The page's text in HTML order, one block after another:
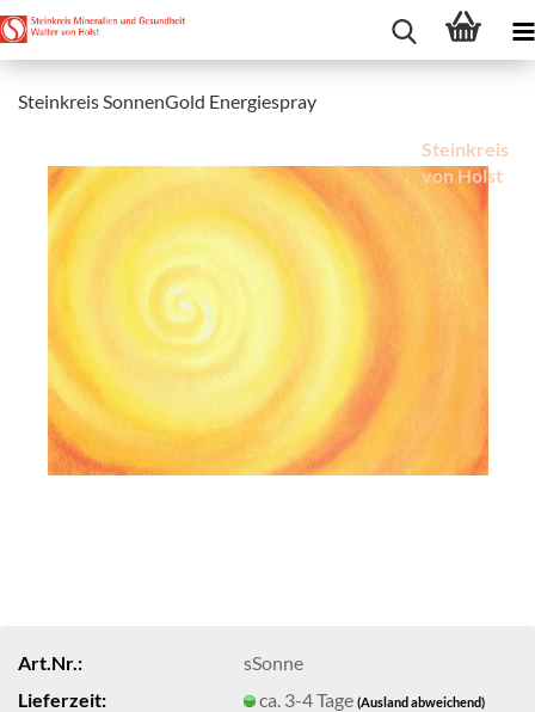
Steinkreis SonnenGold Energiespray
Steinkreis
von Holst
Art.Nr.:
sSonne
Lieferzeit:
ca. 3-4 Tage(Ausland abweichend)